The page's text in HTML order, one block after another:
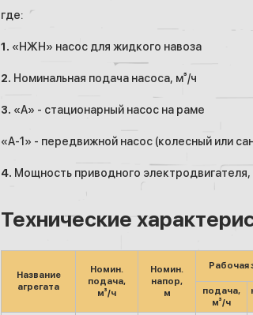
где:
1. «НЖН» насос для жидкого навоза
2. Номинальная подача насоса, м³/ч
3. «А» - стационарный насос на раме
«А-1» - передвижной насос (колесный или
4. Мощность приводного электродвигателя,
Технические
Название
агрегата
Номин.
подача,
м³/ч
Номин.
напор,
м
Рабочая
подача,
м³/ч